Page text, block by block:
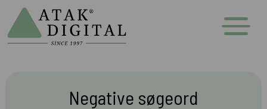
Negative søgeord